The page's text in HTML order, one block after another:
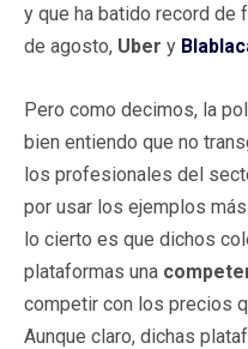
y que ha batido record de
de agosto, Uber y
Pero como decimos, la
bien entiendo que no
los profesionales del
por usar los ejemplos
lo cierto es que dichos
plataformas una
competir con los precios
Aunque claro, dichas